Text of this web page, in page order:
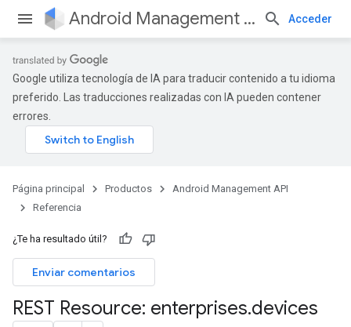
Android Management API Acceder
Google utiliza tecnología de IA para traducir contenido a tu idioma
preferido. Las traducciones realizadas con IA pueden contener
errores.
Página principal Productos
Android Management API
Referencia
¿Te ha resultado útil?
Enviar comentarios
REST Resource: enterprises.devices